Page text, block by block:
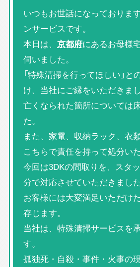
いつもお世話になっておりま
ンサービスです。
本日は、 京都府にあるお母様
伺いました。
「特殊清掃を行ってほしい」と
け、当社にご縁をいただきまし
亡くなられた箇所については
た。
また、家電、収納ラック、衣
こちらで責任を持って処分い
今回は3DKの間取りを、スタ
分で対応させていただきました
お客様には大変満足いただけ
存じます。
当社は、特殊清掃サービスを
す。
孤独死・自殺・事件・火事の